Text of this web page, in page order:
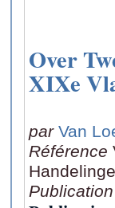
Over
XIXe
par Van
Référence
Publication